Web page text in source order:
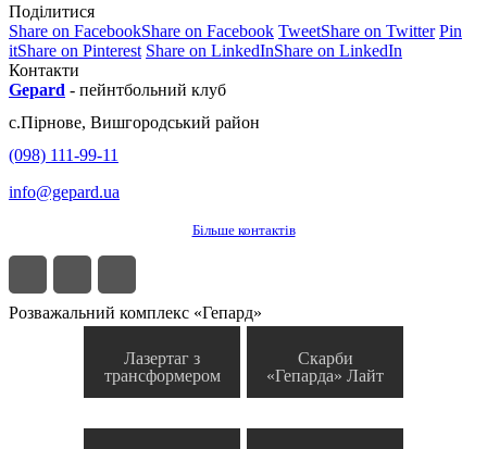
Поділитися
Share on FacebookShare on Facebook TweetShare on Twitter Pin
itShare on Pinterest Share on LinkedInShare on LinkedIn
Контакти
Gepard - пейнтбольний клуб
с.Пірнове, Вишгородський район
(098) 111-99-11
info@gepard.ua
Більше контактів
Розважальний комплекс «Гепард»
Лазертаг з
трансформером
Скарби
«Гепарда» Лайт